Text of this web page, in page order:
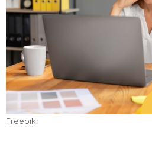
Freepik